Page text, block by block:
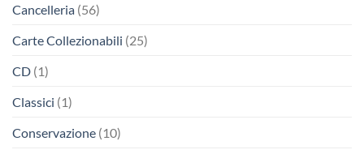
Cancelleria (56)
Carte Collezionabili (25)
CD (1)
Classici (1)
Conservazione (10)